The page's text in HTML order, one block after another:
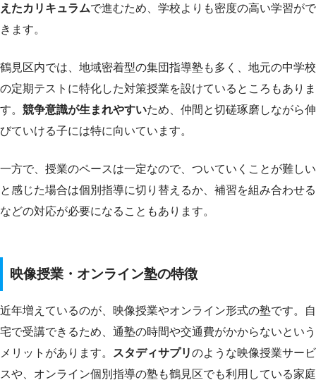
えたカリキュラムで進むため、学校よりも密度の高い学習がで
きます。
鶴見区内では、地域密着型の集団指導塾も多く、地元の中学校
の定期テストに特化した対策授業を設けているところもありま
す。 競争意識が生まれやすいため、仲間と切磋琢磨しながら伸
びていける子には特に向いています。
一方で、授業のペースは一定なので、ついていくことが難しい
と感じた場合は個別指導に切り替えるか、補習を組み合わせる
などの対応が必要になることもあります。
映像授業・オンライン塾の特徴
近年増えているのが、映像授業やオンライン形式の塾です。自
宅で受講できるため、通塾の時間や交通費がかからないという
メリットがあります。 スタディサプリのような映像授業サービ
スや、オンライン個別指導の塾も鶴見区でも利用している家庭